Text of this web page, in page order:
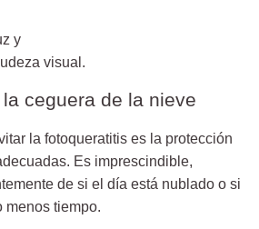
y
visual.
ceguera de la nieve
la fotoqueratitis es la protección
Es imprescindible,
de si el día está nublado o si
menos tiempo.